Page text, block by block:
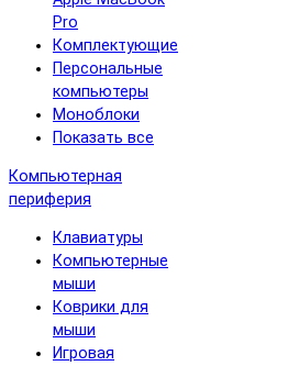
Pro
Комплектующие
Персональные
компьютеры
Моноблоки
Показать все
Компьютерная
периферия
Клавиатуры
Компьютерные
мыши
Коврики для
мыши
Игровая